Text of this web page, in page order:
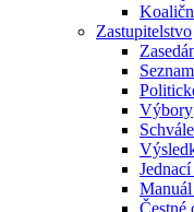
Zastupitelstvo
Výbory
Čestné